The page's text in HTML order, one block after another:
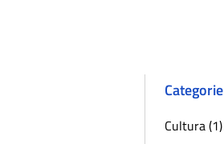
Categorie
Cultura (1)